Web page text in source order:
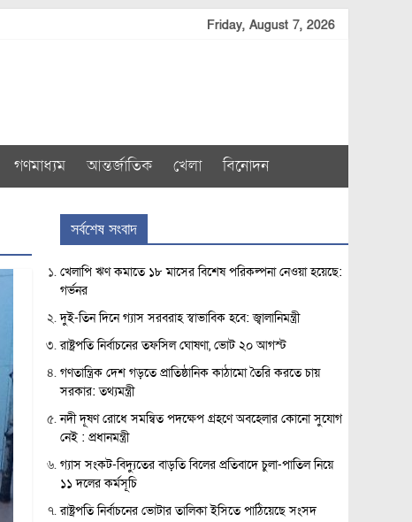
Friday, August 7, 2026
গণমাধ্যম আন্তর্জাতিক খেলা বিনোদন
সর্বশেষ সংবাদ
খেলাপি ঋণ কমাতে ১৮ মাসের বিশেষ পরিকল্পনা নেওয়া হয়েছে:
গর্ভনর
দুই-তিন দিনে গ্যাস সরবরাহ স্বাভাবিক হবে: জ্বালানিমন্ত্রী
রাষ্ট্রপতি নির্বাচনের তফসিল ঘোষণা, ভোট ২০ আগস্ট
গণতান্ত্রিক দেশ গড়তে প্রাতিষ্ঠানিক কাঠামো তৈরি করতে চায়
সরকার: তথ্যমন্ত্রী
নদী দূষণ রোধে সমন্বিত পদক্ষেপ গ্রহণে অবহেলার কোনো সুযোগ
নেই : প্রধানমন্ত্রী
গ্যাস সংকট-বিদ্যুতের বাড়তি বিলের প্রতিবাদে চুলা-পাতিল নিয়ে
১১ দলের কর্মসূচি
রাষ্ট্রপতি নির্বাচনের ভোটার তালিকা ইসিতে পাঠিয়েছে সংসদ